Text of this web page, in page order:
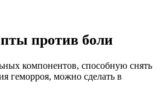
против боли
компонентов, способную снять
геморроя, можно сделать в